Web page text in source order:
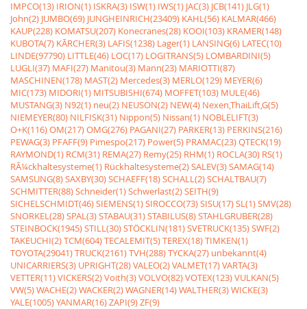
IMPCO(13) IRION(1) ISKRA(3) ISW(1) IWS(1) JAC(3) JCB(141) JLG(1)
John(2) JUMBO(69) JUNGHEINRICH(23409) KAHL(56) KALMAR(466)
KAUP(228) KOMATSU(207) Konecranes(28) KOOI(103) KRAMER(148)
KUBOTA(7) KÃRCHER(3) LAFIS(1238) Lager(1) LANSING(6) LATEC(10)
LINDE(97790) LITTLE(46) LOC(17) LOGITRANS(5) LOMBARDINI(5)
LUGLI(37) MAFI(27) Manitou(3) Mann(23) MARIOTTI(87)
MASCHINEN(178) MAST(2) Mercedes(3) MERLO(129) MEYER(6)
MIC(173) MIDORI(1) MITSUBISHI(674) MOFFET(103) MULE(46)
MUSTANG(3) N92(1) neu(2) NEUSON(2) NEW(4) Nexen,ThaiLift,G(5)
NIEMEYER(80) NILFISK(31) Nippon(5) Nissan(1) NOBLELIFT(3)
O+K(116)OM(217)OMG(276) PAGANI(27) PARKER(13) PERKINS(216)
PEWAG(3) PFAFF(9) Pimespo(217) Power(5) PRAMAC(23)QTECK(19)
RAYMOND(1) RCM(31) REMA(27) Remy(25) RHM(1) ROCLA(30) RS(1)
RÃ¼ckhaltesysteme(1) Rückhaltesysteme(2)SALEV(3)SAMAG(14)
SAMSUNG(8)SAXBY(30)SCHAEFF(18)SCHALL(2)SCHALTBAU(7)
SCHMITTER(88)Schneider(1)Schwerlast(2)SEITH(9)
SICHELSCHMIDT(46)SIEMENS(1)SIROCCO(73)SISU(17)SL(1)SMV(28)
SNORKEL(28)SPAL(3)STABAU(31)STABILUS(8)STAHLGRUBER(28)
STEINBOCK(1945)STILL(30)STÖCKLIN(181)SVETRUCK(135)SWF(2)
TAKEUCHI(2)TCM(604)TECALEMIT(5)TEREX(18)TIMKEN(1)
TOYOTA(29041)TRUCK(2161)TVH(288)TYCKA(27) unbekannt(4)
UNICARRIERS(3) UPRIGHT(28)VALEO(2)VALMET(17)VARTA(3)
VETTER(11)VICKERS(2)Voith(3)VOLVO(82)VOTEX(123)VULKAN(5)
VW(5)WACHE(2)WACKER(2)WAGNER(14)WALTHER(3)WICKE(3)
YALE(1005)YANMAR(16)ZAPI(9)ZF(9)